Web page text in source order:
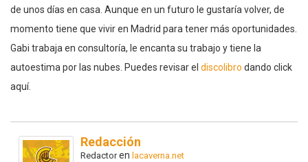
de unos días en casa. Aunque en un futuro le gustaría volver, de
momento tiene que vivir en Madrid para tener más oportunidades.
Gabi trabaja en consultoría, le encanta su trabajo y tiene la
autoestima por las nubes. Puedes revisar el discolibro dando click
aquí.
Redacción
Redactoren lacaverna.net